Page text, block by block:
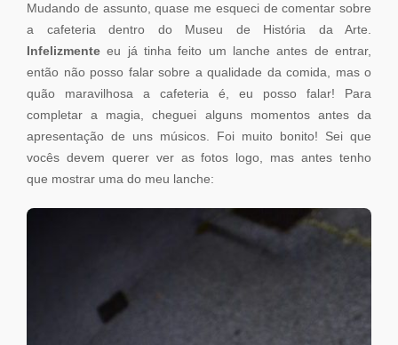
Mudando de assunto, quase me esqueci de comentar sobre
a cafeteria dentro do Museu de História da Arte.
Infelizmente eu já tinha feito um lanche antes de entrar,
então não posso falar sobre a qualidade da comida, mas o
quão maravilhosa a cafeteria é, eu posso falar! Para
completar a magia, cheguei alguns momentos antes da
apresentação de uns músicos. Foi muito bonito! Sei que
vocês devem querer ver as fotos logo, mas antes tenho
que mostrar uma do meu lanche: